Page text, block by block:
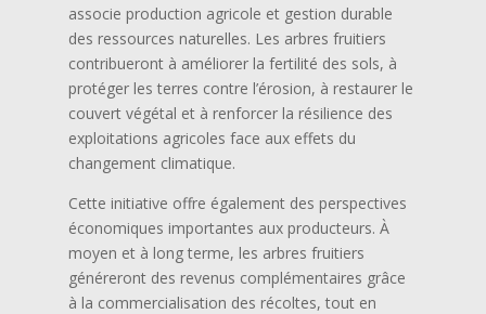
associe production agricole et gestion durable
des ressources naturelles. Les arbres fruitiers
contribueront à améliorer la fertilité des sols, à
protéger les terres contre l’érosion, à restaurer le
couvert végétal et à renforcer la résilience des
exploitations agricoles face aux effets du
changement climatique.
Cette initiative offre également des perspectives
économiques importantes aux producteurs. À
moyen et à long terme, les arbres fruitiers
généreront des revenus complémentaires grâce
à la commercialisation des récoltes, tout en